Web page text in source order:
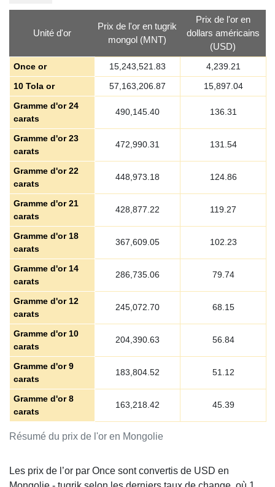
Résumé du prix de l'or en Mongolie
Unité d'or
Prix de l'or en tugrik
mongol (MNT)
Prix de l'or en
dollars américains
(USD)
Once or 15,243,521.83
4,239.21
10 Tola or
57,163,206.87
15,897.04
Gramme d'or 24
carats
490,145.40 136.31
Gramme d'or 23
carats
472,990.31 131.54
Gramme d'or 22
carats
448,973.18 124.86
Gramme d'or 21
carats
428,877.22 119.27
Gramme d'or 18
carats
367,609.05 102.23
Gramme d'or 14
carats
286,735.06 79.74
Gramme d'or 12
carats
245,072.70 68.15
Gramme d'or 10
carats
204,390.63 56.84
Gramme d'or 9
carats
183,804.52 51.12
Gramme d'or 8
carats
163,218.42 45.39
Les prix de l’or par Once sont convertis de USD en